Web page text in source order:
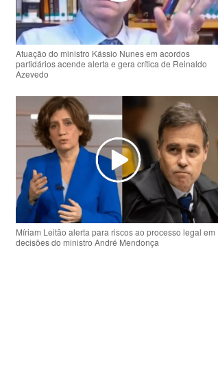
Atuação do ministro Kássio Nunes em acordos
partidários acende alerta e gera crítica de Reinaldo
Azevedo
Míriam Leitão alerta para riscos ao processo legal em
decisões do ministro André Mendonça